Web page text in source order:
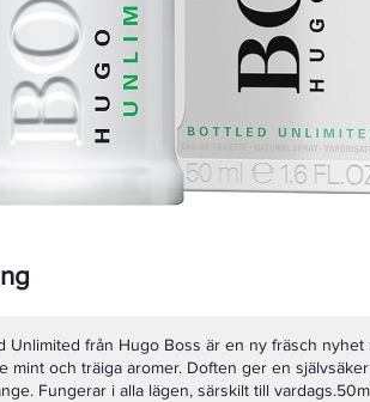
Unlimited från Hugo Boss är en ny fräsch nyhet
mint och träiga aromer. Doften ger en
Fungerar i alla lägen, särskilt till